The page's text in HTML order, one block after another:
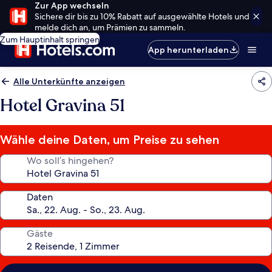
Zur App wechseln
Sichere dir bis zu 10% Rabatt auf ausgewählte Hotels und
melde dich an, um Prämien zu sammeln.
Zum Hauptinhalt springen
App herunterladen
Alle Unterkünfte anzeigen
Hotel Gravina 51
Wähle deine Daten, um Preise zu sehen
Wo soll’s hingehen?
Daten
Gäste